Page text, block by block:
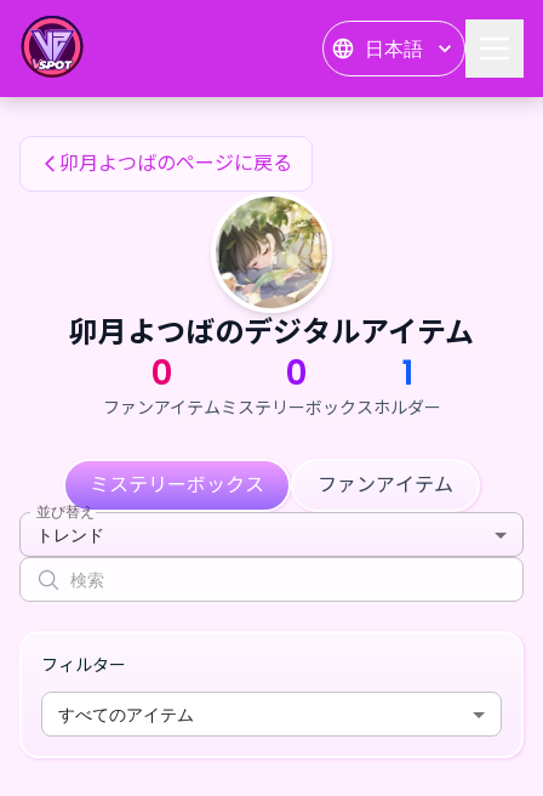
日本語
卯月よつばのファンアイテム
卯月よつばのページに戻る
卯月よつばのデジタルアイテム
0
ファンアイテム
0
ミステリーボックス
1
ホルダー
ミステリーボックス ファンアイテム
並び替え
トレンド
フィルター
すべてのアイテム
卯月よつばのファンアイテム — 24karat